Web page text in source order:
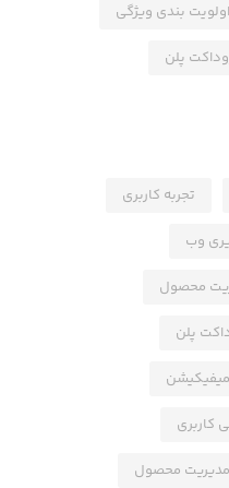
اولویت بندی ویژگی
پلن
تجربه کاربری
وب
محصول
پلن
کاربری
مدیریت محصول